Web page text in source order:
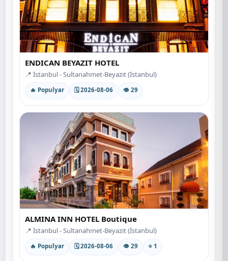
ENDICAN BEYAZIT HOTEL
📍 İstanbul - Sultanahmet-Beyazit (İstanbul)
🔥 Populyar 🗓 2026-08-06 👁 29
ALMINA INN HOTEL Boutique
📍 İstanbul - Sultanahmet-Beyazit (İstanbul)
🔥 Populyar 🗓 2026-08-06 👁 29 ⭐ 1